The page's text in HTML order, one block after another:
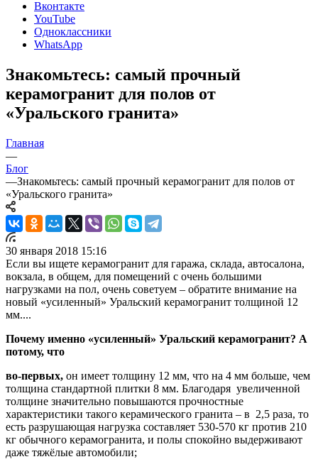
Вконтакте
YouTube
Одноклассники
WhatsApp
Знакомьтесь: самый прочный
керамогранит для полов от
«Уральского гранита»
Главная
—
Блог
—Знакомьтесь: самый прочный керамогранит для полов от
«Уральского гранита»
30 января 2018 15:16
Если вы ищете керамогранит для гаража, склада, автосалона,
вокзала, в общем, для помещений с очень большими
нагрузками на пол, очень советуем – обратите внимание на
новый «усиленный» Уральский керамогранит толщиной 12
мм....
Почему именно «усиленный» Уральский керамогранит? А
потому, что
во-первых, он имеет толщину 12 мм, что на 4 мм больше, чем
толщина стандартной плитки 8 мм. Благодаря увеличенной
толщине значительно повышаются прочностные
характеристики такого керамического гранита – в 2,5 раза, то
есть разрушающая нагрузка составляет 530-570 кг против 210
кг обычного керамогранита, и полы спокойно выдерживают
даже тяжёлые автомобили;